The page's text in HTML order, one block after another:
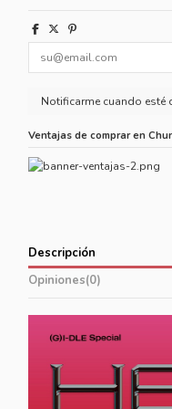
Ventajas de comprar en
Descripción
Opiniones(0)